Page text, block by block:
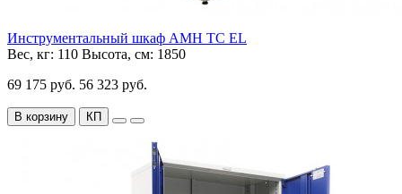
Инструментальный шкаф AMH TC EL
Вес, кг: 110 Высота, см: 1850
69 175 руб. 56 323 руб.
В корзину КП